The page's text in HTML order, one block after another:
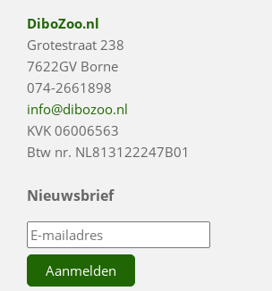
DiboZoo.nl
Grotestraat 238
7622GV Borne
074-2661898
info@dibozoo.nl
KVK 06006563
Btw nr. NL813122247B01
Nieuwsbrief